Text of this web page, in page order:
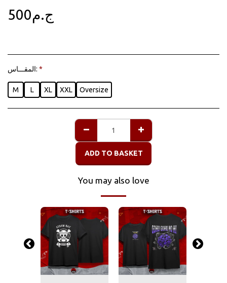
ج.م500
المقـــاس: *
M L XL XXL Oversize
ADD TO BASKET
You may also love